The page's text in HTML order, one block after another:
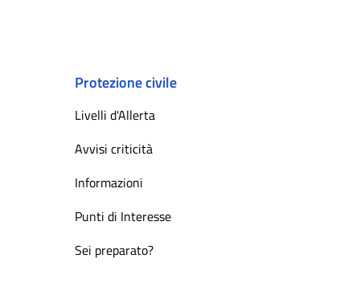
Protezione civile
Livelli d'Allerta
Avvisi criticità
Informazioni
Punti di Interesse
Sei preparato?